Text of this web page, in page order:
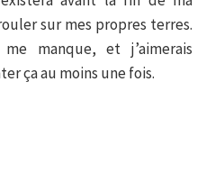
sur mes propres terres.
manque, et j’aimerais
ça au moins une fois.